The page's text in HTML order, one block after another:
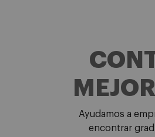
Ayudamos a
encontrar